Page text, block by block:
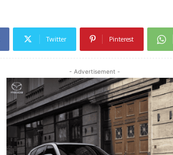
Twitter Pinterest
- Advertisement -